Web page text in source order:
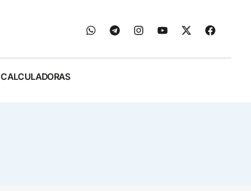
CALCULADORAS